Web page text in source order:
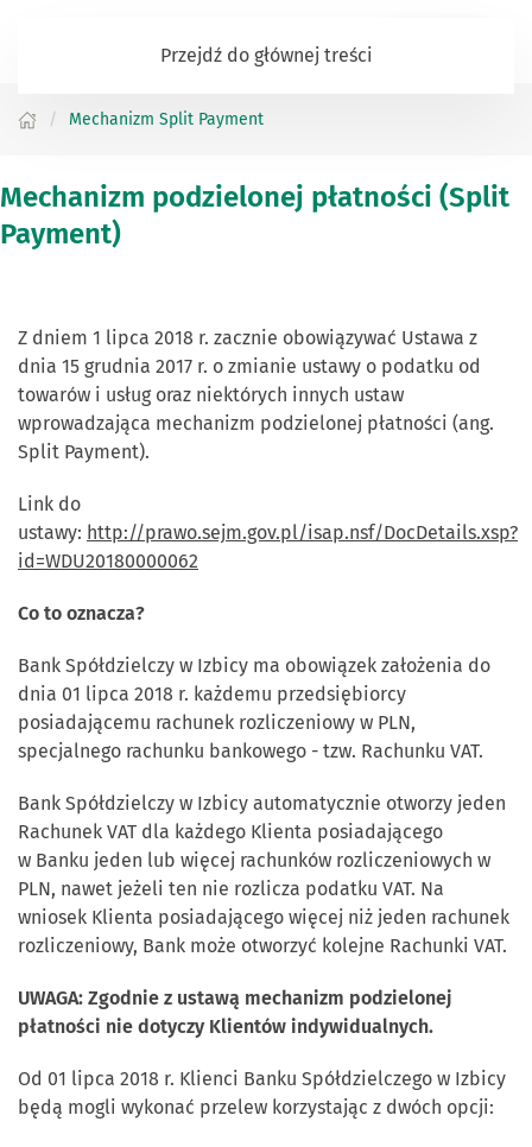
Przejdź do głównej treści
Mechanizm Split Payment
Mechanizm podzielonej płatności (Split
Payment)
Z dniem 1 lipca 2018 r. zacznie obowiązywać Ustawa z
dnia 15 grudnia 2017 r. o zmianie ustawy o podatku od
towarów i usług oraz niektórych innych ustaw
wprowadzająca mechanizm podzielonej płatności (ang.
Split Payment).
Link do
ustawy: http://prawo.sejm.gov.pl/isap.nsf/DocDetails.xsp?
id=WDU20180000062
Co to oznacza?
Bank Spółdzielczy w Izbicy ma obowiązek założenia do
dnia 01 lipca 2018 r. każdemu przedsiębiorcy
posiadającemu rachunek rozliczeniowy w PLN,
specjalnego rachunku bankowego - tzw. Rachunku VAT.
Bank Spółdzielczy w Izbicy automatycznie otworzy jeden
Rachunek VAT dla każdego Klienta posiadającego
w Banku jeden lub więcej rachunków rozliczeniowych w
PLN, nawet jeżeli ten nie rozlicza podatku VAT. Na
wniosek Klienta posiadającego więcej niż jeden rachunek
rozliczeniowy, Bank może otworzyć kolejne Rachunki VAT.
UWAGA: Zgodnie z ustawą mechanizm podzielonej
płatności nie dotyczy Klientów indywidualnych.
Od 01 lipca 2018 r. Klienci Banku Spółdzielczego w Izbicy
będą mogli wykonać przelew korzystając z dwóch opcji: